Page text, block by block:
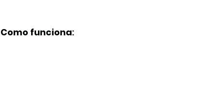
Como funciona: